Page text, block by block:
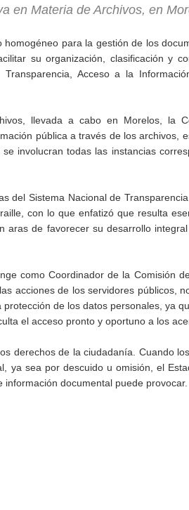
en Materia de Archivos, en
para la gestión de los
su organización, clasificación y
Acceso a la
llevada a cabo en Morelos, la
pública a través de los archivos,
involucran todas las instancias
del Sistema Nacional de
con lo que enfatizó que resulta
aras de favorecer su desarrollo
como Coordinador de la Comisión
acciones de los servidores públicos,
de los datos personales, ya
el acceso pronto y oportuno a los
derechos de la ciudadanía. Cuando
ya sea por descuido u omisión, el
documental puede provocar.